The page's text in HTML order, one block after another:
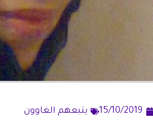
15/10/2019 يتبعهم الغاوون